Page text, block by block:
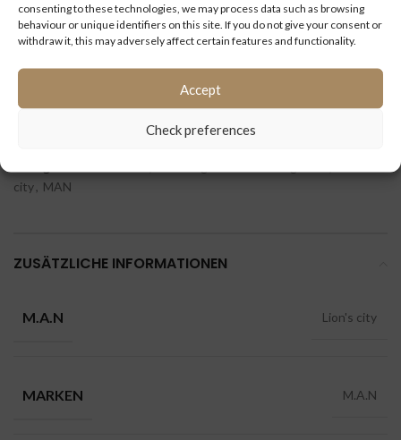
consenting to these technologies, we may process data such as browsing
behaviour or unique identifiers on this site. If you do not give your consent or
withdraw it, this may adversely affect certain features and functionality.
Accept
Check preferences
Kilometerstand
2813
city, MAN
ZUSÄTZLICHE INFORMATIONEN
M.A.N Lion's city
MARKEN M.A.N